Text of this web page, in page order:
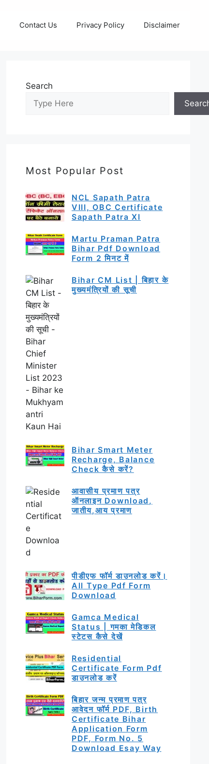
Contact Us Privacy Policy Disclaimer
Search
Most Popular Post
NCL Sapath Patra
VIII, OBC Certificate
Sapath Patra XI
Martu Praman Patra
Bihar Pdf Download
Form 2 मिनट में
Bihar CM List | बिहार के
मुख्यमंत्रियों की सूची
Bihar Smart Meter
Recharge, Balance
Check कैसे करें?
आवासीय प्रमाण पत्र
ऑनलाइन Download,
जातीय,आय प्रमाण
पीडीएफ फॉर्म डाउनलोड करें।
All Type Pdf Form
Download
Gamca Medical
Status | गमका मेडिकल
स्टेटस कैसे देखें
Residential
Certificate Form Pdf
डाउनलोड करें
बिहार जन्म प्रमाण पत्र
आवेदन फॉर्म PDF, Birth
Certificate Bihar
Application Form
PDF, Form No. 5
Download Esay Way